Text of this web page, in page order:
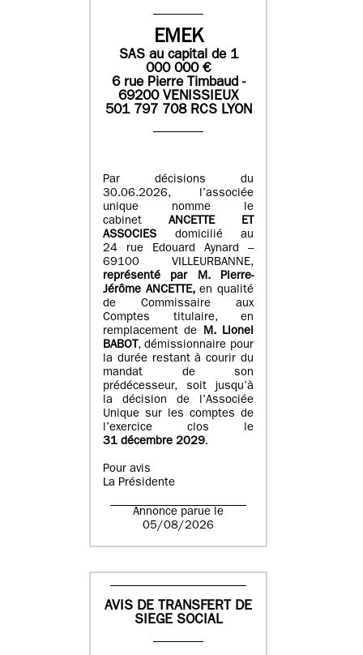
EMEK
SASau capital de 1
000 000€
6 rue Pierre Timbaud -
69200 VENISSIEUX
501 797 708 RCS LYON
Par décisions du
30.06.2026, l’associée
unique nomme le
cabinet ANCETTE ET
ASSOCIES
domicilié au
24 rue Edouard Aynard –
69100 VILLEURBANNE,
représenté par M.Pierre-
Jérôme ANCETTE, en qualité
de Commissaire aux
Comptes titulaire, en
remplacement de M.Lionel
BABOT , démissionnaire pour
la durée restant à courir du
mandat de son
prédécesseur, soit jusqu’à
la décision de l’Associée
Unique sur les comptes de
l’exercice clos le
31 décembre 2029.
Pour avis
La Présidente
Annonce parue le
05/08/2026
AVIS DE TRANSFERT DE
SIEGE SOCIAL